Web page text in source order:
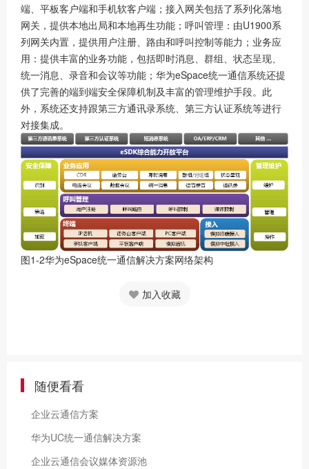
端、平板客户端和手机软客户端；接入网关包括了系列化落地
网关，提供本地出局和本地再生功能；呼叫管理：由U1900系
列网关内置，提供用户注册、路由和呼叫控制等能力；业务应
用：提供丰富的业务功能，包括即时消息、群组、状态呈现、
统一消息、录音和会议等功能；华为eSpace统一通信系统还提
供了完善的端到端安全保障机制及丰富的管理维护手段。此
外，系统还支持跟第三方通讯录系统、第三方认证系统等进行
对接集成。
图1-2华为eSpace统一通信解决方案网络架构
加入收藏
随便看看
企业云通信方案
华为UC统一通信解决方案
企业云通信会议媒体资源池